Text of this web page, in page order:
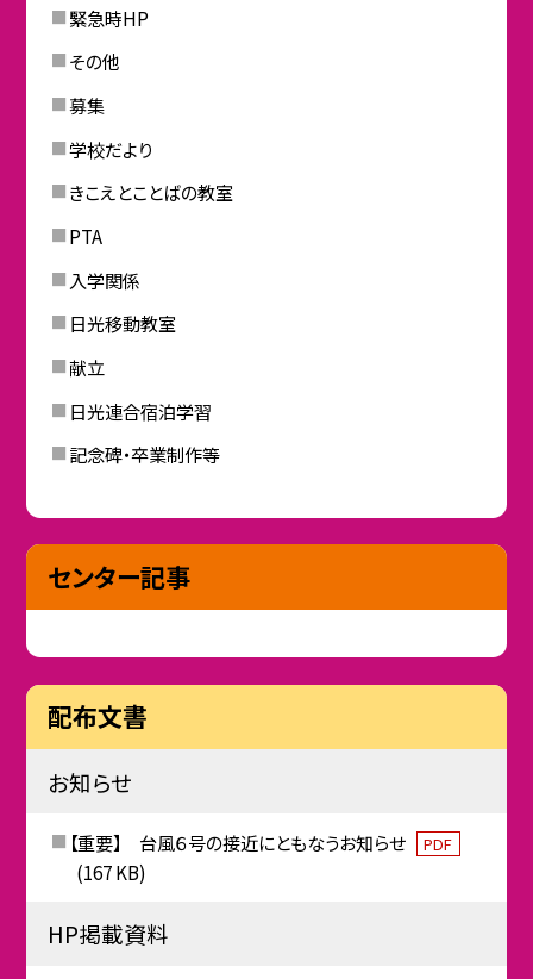
緊急時HP
その他
募集
学校だより
きこえとことばの教室
PTA
入学関係
日光移動教室
献立
日光連合宿泊学習
記念碑・卒業制作等
センター記事
配布文書
お知らせ
【重要】 台風６号の接近にともなうお知らせ PDF
(167 KB)
HP掲載資料